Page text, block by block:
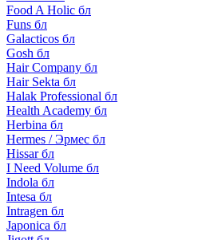
Food A Holic бл
Funs бл
Galacticos бл
Gosh бл
Hair Company бл
Hair Sekta бл
Halak Professional бл
Health Academy бл
Herbina бл
Hermes / Эрмес бл
Hissar бл
I Need Volume бл
Indola бл
Intesa бл
Intragen бл
Japonica бл